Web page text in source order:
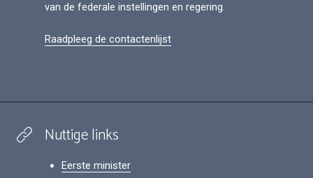
van de federale instellingen en regering.
Raadpleeg de contactenlijst
Nuttige links
Eerste minister